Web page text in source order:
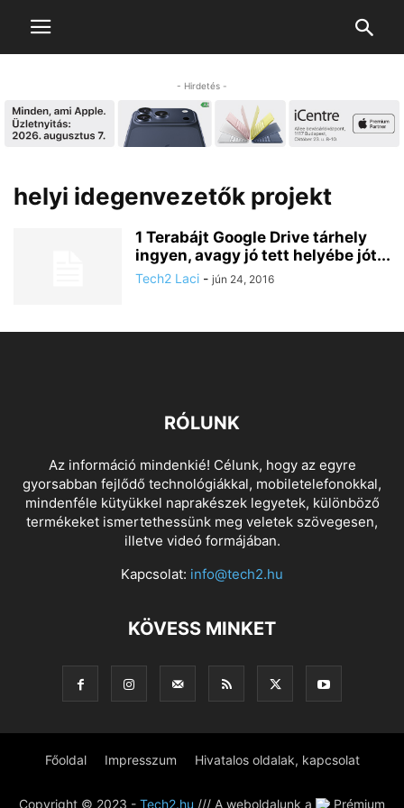
- Hirdetés -
helyi idegenvezetők projekt
1 Terabájt Google Drive tárhely
ingyen, avagy jó tett helyébe jót...
Tech2 Laci - jún 24, 2016
RÓLUNK
Az információ mindenkié! Célunk, hogy az egyre
gyorsabban fejlődő technológiákkal, mobiletelefonokkal,
mindenféle kütyükkel naprakészek legyetek, különböző
termékeket ismertethessünk meg veletek szövegesen,
illetve videó formájában.
Kapcsolat: info@tech2.hu
KÖVESS MINKET
Főoldal Impresszum Hivatalos oldalak, kapcsolat
Copyright © 2023 - Tech2.hu /// A weboldalunk a Prémium